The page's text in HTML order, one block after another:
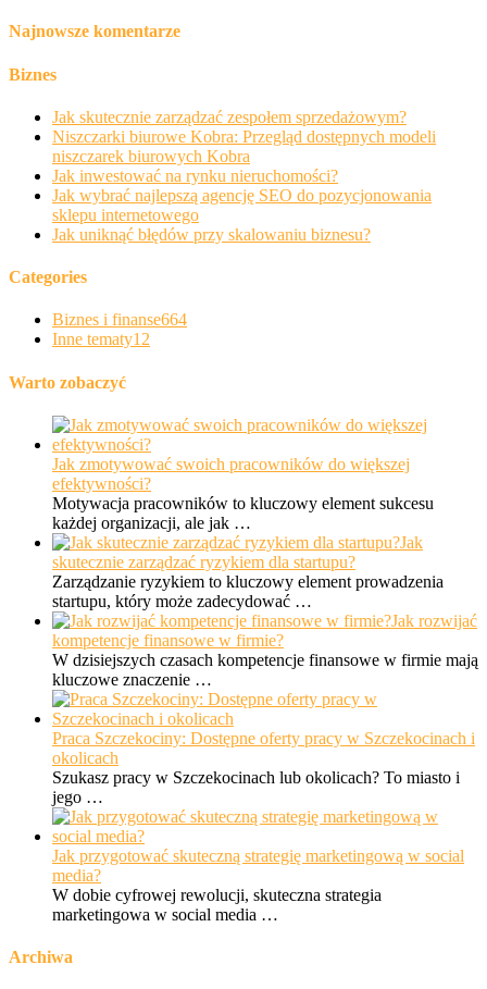
Najnowsze komentarze
Biznes
Jak skutecznie zarządzać zespołem sprzedażowym?
Niszczarki biurowe Kobra: Przegląd dostępnych modeli
niszczarek biurowych Kobra
Jak inwestować na rynku nieruchomości?
Jak wybrać najlepszą agencję SEO do pozycjonowania
sklepu internetowego
Jak uniknąć błędów przy skalowaniu biznesu?
Categories
Biznes i finanse664
Inne tematy12
Warto zobaczyć
Jak zmotywować swoich pracowników do większej
efektywności?
Motywacja pracowników to kluczowy element sukcesu
każdej organizacji, ale jak …
Jak
skutecznie zarządzać ryzykiem dla startupu?
Zarządzanie ryzykiem to kluczowy element prowadzenia
startupu, który może zadecydować …
Jak rozwijać
kompetencje finansowe w firmie?
W dzisiejszych czasach kompetencje finansowe w firmie mają
kluczowe znaczenie …
Praca Szczekociny: Dostępne oferty pracy w Szczekocinach i
okolicach
Szukasz pracy w Szczekocinach lub okolicach? To miasto i
jego …
Jak przygotować skuteczną strategię marketingową w social
media?
W dobie cyfrowej rewolucji, skuteczna strategia
marketingowa w social media …
Archiwa